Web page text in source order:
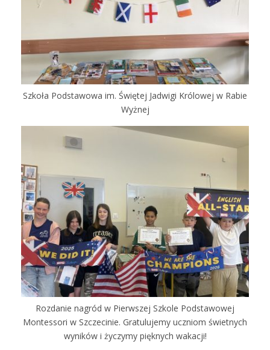
Szkoła Podstawowa im. Świętej Jadwigi Królowej w Rabie
Wyżnej
Rozdanie nagród w Pierwszej Szkole Podstawowej
Montessori w Szczecinie. Gratulujemy uczniom świetnych
wyników i życzymy pięknych wakacji!